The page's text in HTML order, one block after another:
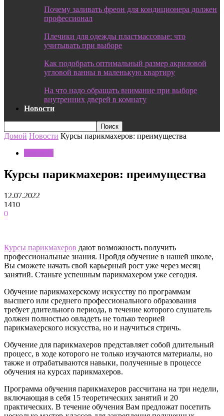
Почему заливать фреон для кондиционера должен
профессионал
Плечики для одежды пластмассовые: что
учитывать при выборе
Как подобрать оптимальный размер акриловой
угловой ванны в маленькую квартиру
На что надо обращать внимание при выборе
внутренних дверей в комнату
Новости
Домой Новости Курсы парикмахеров: преимущества
Курсы парикмахеров: преимущества
12.07.2022
1410
0
Курсы парикмахеров дают возможность получить
профессиональные знания. Пройдя обучение в нашей школе,
Вы сможете начать свой карьерный рост уже через месяц
занятий. Станьте успешным парикмахером уже сегодня.
Обучение парикмахерскому искусству по программам
высшего или среднего профессионального образования
требует длительного периода, в течение которого слушатель
должен полностью овладеть не только теорией
парикмахерского искусства, но и научиться стричь.
Обучение для парикмахеров представляет собой длительный
процесс, в ходе которого не только изучаются материалы, но
также и отрабатываются навыки, полученные в процессе
обучения на курсах парикмахеров.
Программа обучения парикмахеров рассчитана на три недели,
включающая в себя 15 теоретических занятий и 20
практических. В течение обучения Вам предложат посетить